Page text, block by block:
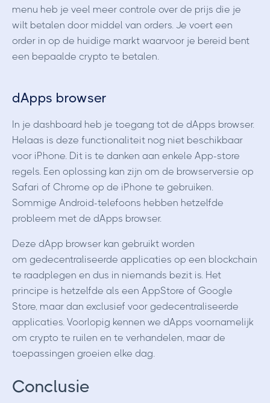
menu heb je veel meer controle over de prijs die je
wilt betalen door middel van orders. Je voert een
order in op de huidige markt waarvoor je bereid bent
een bepaalde crypto te betalen.
dApps browser
In je dashboard heb je toegang tot de dApps browser.
Helaas is deze functionaliteit nog niet beschikbaar
voor iPhone. Dit is te danken aan enkele App-store
regels. Een oplossing kan zijn om de browserversie op
Safari of Chrome op de iPhone te gebruiken.
Sommige Android-telefoons hebben hetzelfde
probleem met de dApps browser.
Deze dApp browser kan gebruikt worden
om gedecentraliseerde applicaties op een blockchain
te raadplegen en dus in niemands bezit is. Het
principe is hetzelfde als een AppStore of Google
Store, maar dan exclusief voor gedecentraliseerde
applicaties. Voorlopig kennen we dApps voornamelijk
om crypto te ruilen en te verhandelen, maar de
toepassingen groeien elke dag.
Conclusie